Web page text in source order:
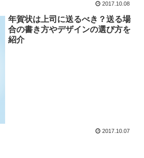
2017.10.08
年賀状は上司に送るべき？送る場
合の書き方やデザインの選び方を
紹介
2017.10.07